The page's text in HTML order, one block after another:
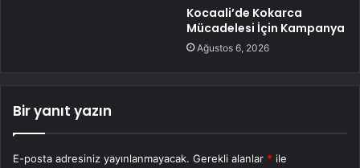
Kocaali’de Kokarca
Mücadelesi İçin Kampanya
Ağustos 6, 2026
Bir yanıt yazın
E-posta adresiniz yayınlanmayacak. Gerekli alanlar * ile